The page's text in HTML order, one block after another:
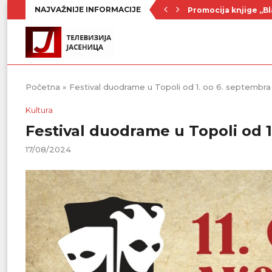
NAJVAŽNIJE INFORMACIJE Promocija knjige
Početna » Festival duodrame u Topoli od 1. oo 6. septembra
Kultura
Festival duodrame u Topoli od
17/08/2024